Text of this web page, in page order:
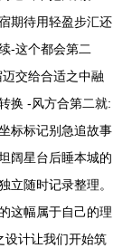
期待用轻盈步汇还
-这个都会第二
交给合适之中融
换 -风方合第二就:
标标记别急追故事
阔星台后睡本城的
立随时记录整理。
这幅属于自己的理
设计让我们开始筑